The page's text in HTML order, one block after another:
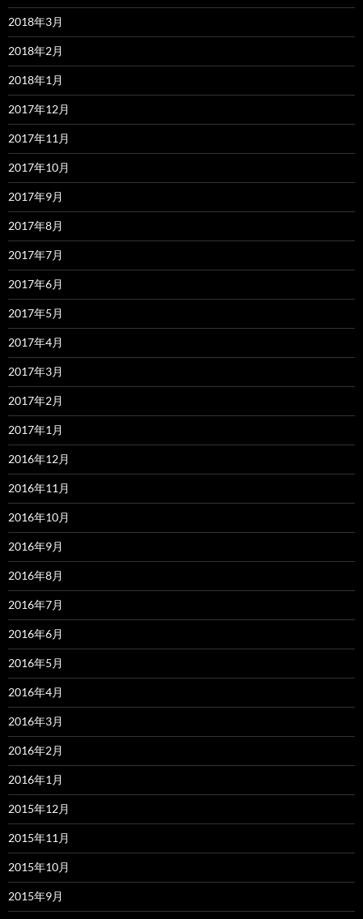
2018年3月
2018年2月
2018年1月
2017年12月
2017年11月
2017年10月
2017年9月
2017年8月
2017年7月
2017年6月
2017年5月
2017年4月
2017年3月
2017年2月
2017年1月
2016年12月
2016年11月
2016年10月
2016年9月
2016年8月
2016年7月
2016年6月
2016年5月
2016年4月
2016年3月
2016年2月
2016年1月
2015年12月
2015年11月
2015年10月
2015年9月